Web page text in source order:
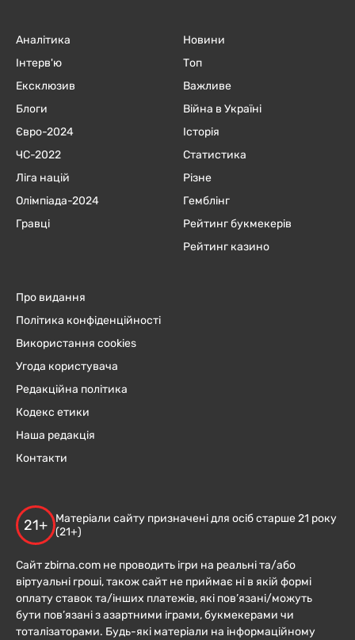
Аналітика
Інтерв'ю
Ексклюзив
Блоги
Євро-2024
ЧC-2022
Ліга націй
Олімпіада-2024
Гравці
Новини
Топ
Важливе
Війна в Україні
Історія
Статистика
Різне
Гемблінг
Рейтинг букмекерів
Рейтинг казино
Про видання
Політика конфіденційності
Використання cookies
Угода користувача
Редакційна політика
Кодекс етики
Наша редакція
Контакти
21+
Матеріали сайту призначені для осіб старше 21 року
(21+)
Сайт zbirna.com не проводить ігри на реальні та/або
віртуальні гроші, також сайт не приймає ні в якій формі
оплату ставок та/інших платежів, які пов’язані/можуть
бути пов’язані з азартними іграми, букмекерами чи
тоталізаторами. Будь-які матеріали на інформаційному